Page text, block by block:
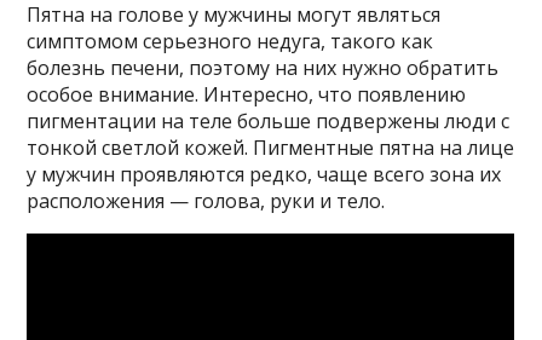
Пятна на голове у мужчины могут являться
симптомом серьезного недуга, такого как
болезнь печени, поэтому на них нужно обратить
особое внимание. Интересно, что появлению
пигментации на теле больше подвержены люди с
тонкой светлой кожей. Пигментные пятна на лице
у мужчин проявляются редко, чаще всего зона их
расположения — голова, руки и тело.